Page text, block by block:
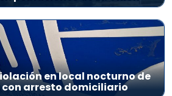
en local nocturno de
arresto domiciliario